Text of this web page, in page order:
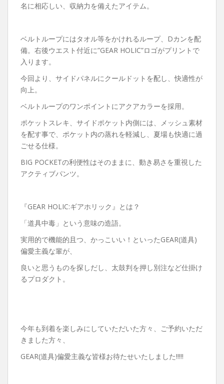
名に相応しい、収納力を備えたアイテム。
ベルトループにはタオル等をかけれるループ、Dカンを配
備。右後ウエスト付近に”GEAR HOLIC”ロゴがプリントで
入ります。
今回より、サイドパネルにクールドットを配し、快適性が
向上。
ベルトループのワンポイントにアクアカラーを採用。
ポケットスレキ、サイドポケット内側には、メッシュ素材
を配す事で、ポケット内の蒸れを軽減し、夏場も快適に過
ごせる仕様。
BIG POCKETの利便性はそのままに、動き易さを重視した
アクティブパンツ。
『GEAR HOLIC:ギアホリック』とは？
「道具中毒」という意味の造語。
実用的で機能的且つ、かっこいい！といったGEAR(道具)
偏愛主義な輩が、
良いと思うものを探しだし、太鼓判を押し別注など仕掛け
るプロダクト。
今年も到着を楽しみにしていただいた方々、ご予約いただ
きました方々、
GEAR(道具)偏愛主義な皆様お待たせいたしました!!!!!